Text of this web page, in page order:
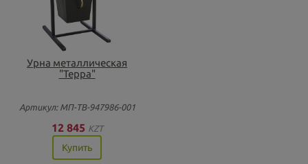
Урна металлическая
"Терра"
Артикул: МП-ТВ-947986-001
12 845 KZT
Купить